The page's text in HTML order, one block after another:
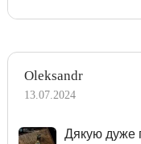
Oleksandr
13.07.2024
Дякую дуже